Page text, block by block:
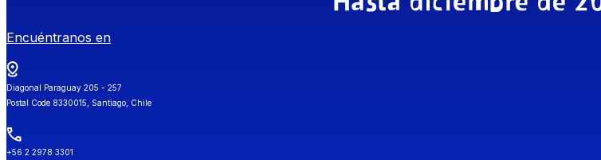
Encuéntranos en
Diagonal Paraguay 205 - 257
Postal Code 8330015, Santiago, Chile
+56 2 2978 3301